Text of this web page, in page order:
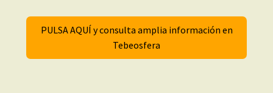
PULSA AQUÍ y consulta amplia información en
Tebeosfera